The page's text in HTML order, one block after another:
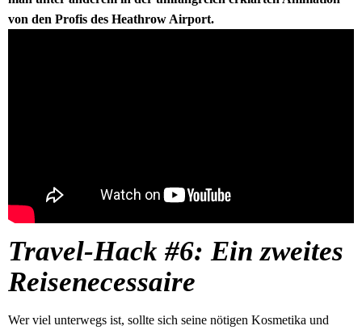
von den Profis des Heathrow Airport.
Travel-Hack #6: Ein zweites
Reisenecessaire
Wer viel unterwegs ist, sollte sich seine nötigen Kosmetika und